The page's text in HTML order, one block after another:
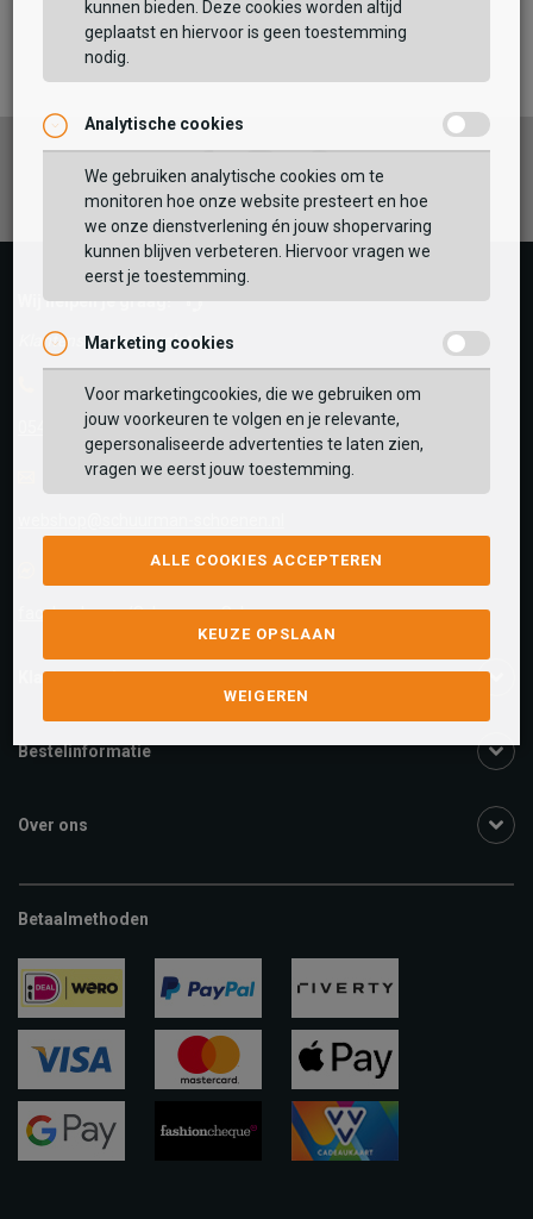
TOEVOEGEN AAN WINKELTAS
GEBRUIK MIJN LOCATIE
Zoek op postcode of gebruik jouw locatie om de
voorraad in een van onze winkels te bekijken.
BEKIJK WINKELTAS
VERDER WINKELEN
Vaak samen gekocht met
Wij helpen je graag!
Klantenservice is gesloten
Telefoon
0545-280081
E-mail Antwoord binnen 24 uur
Facebook chat
facebook.com/SchuurmanSchoenen
Klantenservice
Bestelinformatie
Over ons
Betaalmethoden
ideal paypal riverty
visa
apple-
pay
kunnen bieden. Deze cookies worden altijd
geplaatst en hiervoor is geen toestemming
nodig.
Analytische cookies
We gebruiken analytische cookies om te
monitoren hoe onze website presteert en hoe
we onze dienstverlening én jouw shopervaring
kunnen blijven verbeteren. Hiervoor vragen we
eerst je toestemming.
Marketing cookies
Voor marketingcookies, die we gebruiken om
jouw voorkeuren te volgen en je relevante,
gepersonaliseerde advertenties te laten zien,
vragen we eerst jouw toestemming.
ALLE COOKIES ACCEPTEREN
KEUZE OPSLAAN
WEIGEREN